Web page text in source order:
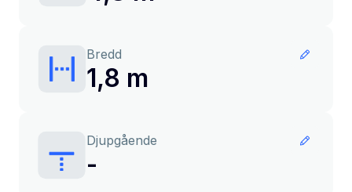
Bredd
1,8 m
Djupgående
-